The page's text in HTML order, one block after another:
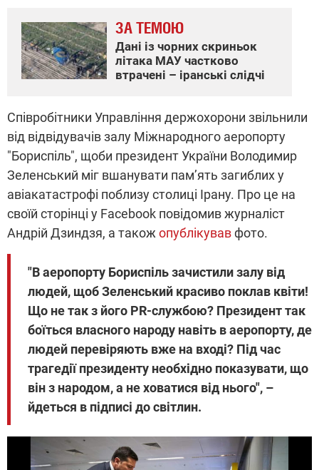
ЗА ТЕМОЮ
Дані із чорних скриньок
літака МАУ частково
втрачені – іранські слідчі
Співробітники Управління держохорони звільнили
від відвідувачів залу Міжнародного аеропорту
"Бориспіль", щоби президент України Володимир
Зеленський міг вшанувати пам’ять загиблих у
авіакатастрофі поблизу столиці Ірану. Про це на
своїй сторінці у Facebook повідомив журналіст
Андрій Дзиндзя, а також опублікував фото.
"В аеропорту Бориспіль зачистили залу від
людей, щоб Зеленський красиво поклав квіти!
Що не так з його PR-службою? Президент так
боїться власного народу навіть в аеропорту, де
людей перевіряють вже на вході? Під час
трагедії президенту необхідно показувати, що
він з народом, а не ховатися від нього", –
йдеться в підписі до світлин.